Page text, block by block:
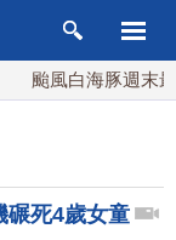
颱風白海豚週末最
碾死4歲女童